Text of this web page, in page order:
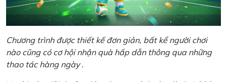
Chương trình được thiết kế đơn giản, bất kể người chơi
nào cũng có cơ hội nhận quà hấp dẫn thông qua những
thao tác hàng ngày .